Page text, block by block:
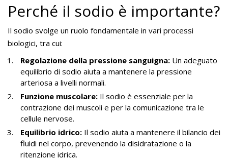
Perché il sodio è importante?
Il sodio svolge un ruolo fondamentale in vari processi
biologici, tra cui:
Regolazione della pressione sanguigna: Un adeguato
equilibrio di sodio aiuta a mantenere la pressione
arteriosa a livelli normali.
Funzione muscolare: Il sodio è essenziale per la
contrazione dei muscoli e per la comunicazione tra le
cellule nervose.
Equilibrio idrico: Il sodio aiuta a mantenere il bilancio dei
fluidi nel corpo, prevenendo la disidratazione o la
ritenzione idrica.